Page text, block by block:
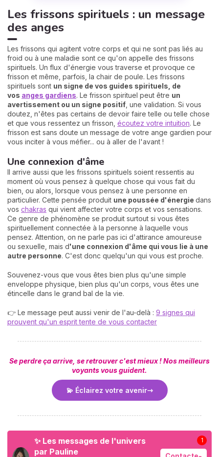
Les frissons spirituels : un message
des anges
Les frissons qui agitent votre corps et qui ne sont pas liés au
froid ou à une maladie sont ce qu'on appelle des frissons
spirituels. Un flux d'énergie vous traverse et provoque ce
frisson et même, parfois, la chair de poule. Les frissons
spirituels sont un signe de vos guides spirituels, de
vos anges gardiens. Le frisson spirituel peut être un
avertissement ou un signe positif , une validation. Si vous
doutez, n'êtes pas certains de devoir faire telle ou telle chose
et que vous ressentez un frisson, écoutez votre intuition. Le
frisson est sans doute un message de votre ange gardien pour
vous inciter à vous méfier... ou à aller de l'avant !
Une connexion d'âme
Il arrive aussi que les frissons spirituels soient ressentis au
moment où vous pensez à quelque chose qui vous fait du
bien, ou alors, lorsque vous pensez à une personne en
particulier. Cette pensée produit une poussée d'énergie dans
vos chakras qui vient affecter votre corps et vos sensations.
Ce genre de phénomène se produit surtout si vous êtes
spirituellement connectée à la personne à laquelle vous
pensez. Attention, on ne parle pas ici d'attirance amoureuse
ou sexuelle, mais d'une connexion d'âme qui vous lie à une
autre personne. C'est donc quelqu'un qui vous est proche.
Souvenez-vous que vous êtes bien plus qu'une simple
enveloppe physique, bien plus qu'un corps, vous êtes une
étincelle dans le grand bal de la vie.
👉 Le message peut aussi venir de l'au-delà : 9 signes qui
prouvent qu'un esprit tente de vous contacter
Se perdre ça arrive, se retrouver c'est mieux ! Nos meilleurs
voyants vous guident.
💫 Éclairez votre avenir
✨ Les messages de l'univers
par Pauline
1